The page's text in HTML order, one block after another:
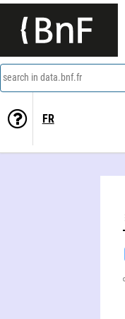
search in data.bnf.fr
FR